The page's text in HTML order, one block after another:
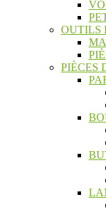
OUTILS
PIÈCES